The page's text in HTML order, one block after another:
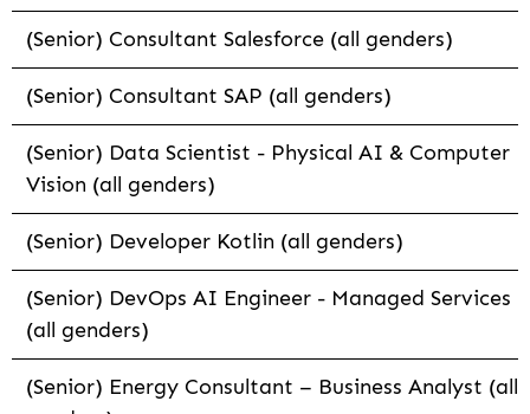
(Senior) Consultant Salesforce (all genders)
(Senior) Consultant SAP (all genders)
(Senior) Data Scientist - Physical AI & Computer
Vision (all genders)
(Senior) Developer Kotlin (all genders)
(Senior) DevOps AI Engineer - Managed Services
(all genders)
(Senior) Energy Consultant – Business Analyst (all